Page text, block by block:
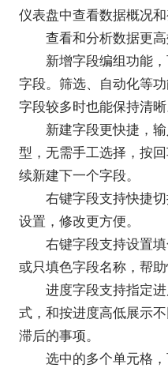
仪表盘中查看数据概况和
查看和分析数据更高
新增字段编组功能，
字段。筛选、自动化等
字段较多时也能保持清晰
新建字段更快捷，输
型，无需手工选择，按
续新建下一个字段。
右键字段支持快捷切
设置，修改更方便。
右键字段支持设置填
或只填色字段名称，帮助
进度字段支持指定进
式，和按进度高低展示
滞后的事项。
选中的多个单元格，